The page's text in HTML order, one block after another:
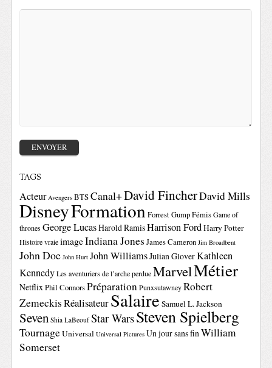
TAGS
Acteur Avengers BTSCanal+David FincherDavid Mills
DisneyFormationForrest GumpFémis Game of
thrones George LucasHarold RamisHarrison FordHarry Potter
Histoire vraie imageIndiana Jones James Cameron Jim Broadbent
John Doe John Hurt John WilliamsJulian GloverKathleen
Kennedy Les aventuriers de l’arche perdue MarvelMétier
NetflixPhil ConnorsPréparation Punxsutawney Robert
ZemeckisRéalisateurSalaire Samuel L. Jackson
Seven Shia LaBeouf Star WarsSteven Spielberg
TournageUniversal Universal Pictures Un jour sans finWilliam
Somerset